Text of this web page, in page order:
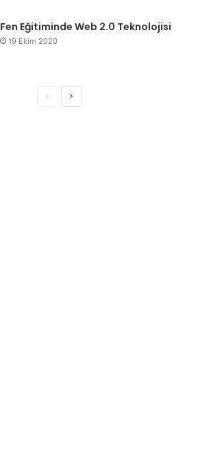
Fen Eğitiminde Web 2.0 Teknolojisi
19 Ekim 2020
Önceki